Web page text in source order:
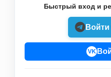
Быстрый вход и
Войти
VK